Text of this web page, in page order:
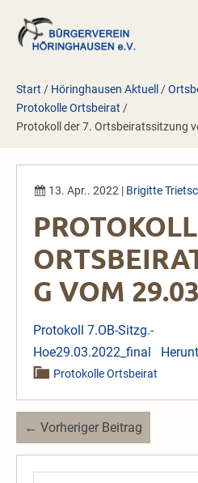
Inhalt
springen
Start / Höringhausen Aktuell /
Protokolle Ortsbeirat /
Protokoll der 7. Ortsbeiratssitzung
13. Apr.. 2022 | Brigitte
G VOM
Protokoll 7.OB-Sitzg.-
Hoe29.03.2022_final
Protokolle Ortsbeirat
Beitragsnavigation
← Vorheriger Beitrag